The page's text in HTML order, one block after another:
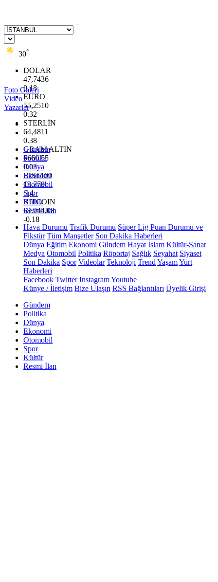
30°
DOLAR
47,7436
0.18
EURO
55,2510
0.32
STERLİN
64,4811
0.38
GRAM ALTIN
6660.55
0.03
BİST100
13.779
-14
BITCOIN
64.944,08
-0.18
Foto Galeri
Video
Yazarlar
Gündem
Politika
Dünya
Ekonomi
Otomobil
Spor
Kültür
Resmi İlan
Hava Durumu Trafik Durumu Süper Lig Puan Durumu ve
Fikstür Tüm Manşetler Son Dakika Haberleri
Dünya Eğitim Ekonomi Gündem Hayat İslam Kültür-Sanat
Medya Otomobil Politika Röportaj Sağlık Seyahat Siyaset
Son Dakika Spor Videolar Teknoloji Trend YaşamYurt
Haberleri
Facebook Twitter InstagramYoutube
Künye / İletişim Bize Ulaşın RSS Bağlantıları Üyelik Girişi
Gündem
Politika
Dünya
Ekonomi
Otomobil
Spor
Kültür
Resmi İlan